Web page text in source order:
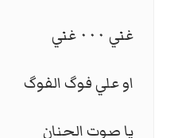
غني ٠٠٠ غني
او علي فوگ الفوگ
يا صوت الحنان